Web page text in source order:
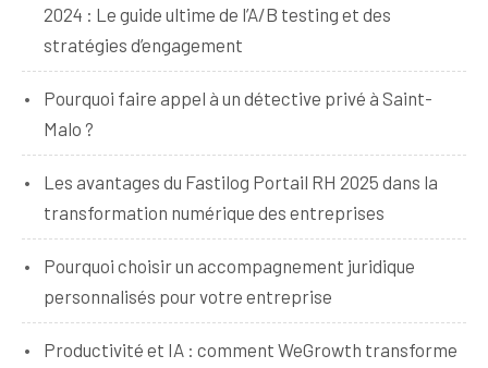
2024 : Le guide ultime de l’A/B testing et des
stratégies d’engagement
Pourquoi faire appel à un détective privé à Saint-
Malo ?
Les avantages du Fastilog Portail RH 2025 dans la
transformation numérique des entreprises
Pourquoi choisir un accompagnement juridique
personnalisés pour votre entreprise
Productivité et IA : comment WeGrowth transforme